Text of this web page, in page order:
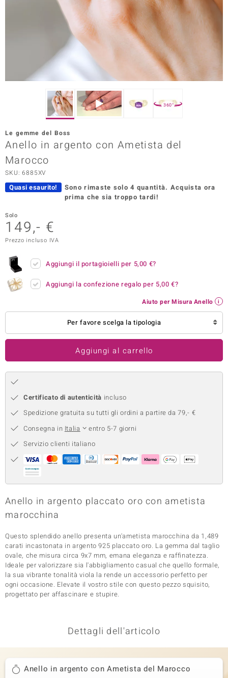
SELECTION
Paraíso
360°
Le gemme del Boss
Anello in argento con Ametista del
Marocco
SKU: 6885XV
Quasi esaurito! Sono rimaste solo 4 quantità. Acquista ora
prima che sia troppo tardi!
Solo
149,- €
Prezzo incluso IVA
Aggiungi il portagioielli per 5,00 €?
Aggiungi la confezione regalo per 5,00 €?
Aiuto per Misura Anello
Per favore scelga la tipologia
Aggiungi al carrello
Certificato di autenticità incluso
Spedizione gratuita su tutti gli ordini a partire da 79,- €
Consegna in Italia
entro 5-7 giorni
Servizio clienti italiano
Anello in argento placcato oro con ametista
marocchina
Questo splendido anello presenta un'ametista marocchina da 1,489
carati incastonata in argento 925 placcato oro. La gemma dal taglio
ovale, che misura circa 9x7 mm, emana eleganza e raffinatezza.
Ideale per valorizzare sia l'abbigliamento casual che quello formale,
la sua vibrante tonalità viola la rende un accessorio perfetto per
ogni occasione. Elevate il vostro stile con questo pezzo squisito,
progettato per affascinare e stupire.
Dettagli dell'articolo
Anello in argento con Ametista del Marocco